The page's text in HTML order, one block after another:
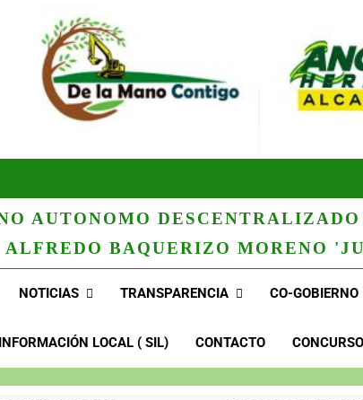
AUTONOMO
ALFREDO BAQUERIZO MORENO
NOTICIAS TRANSPARENCIA CO-GOBIERNO
LOCAL ( SIL) CONTACTO